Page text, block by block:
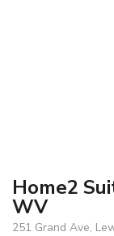
Home2
WV
251 Grand Ave,